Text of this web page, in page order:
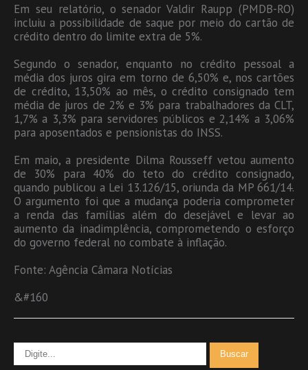
Em seu relatório, o senador Valdir Raupp (PMDB-RO)
incluiu a possibilidade de saque por meio do cartão de
crédito dentro do limite extra de 5%.
Segundo o senador, enquanto no crédito pessoal a
média dos juros gira em torno de 6,50% e, nos cartões
de crédito, 13,50% ao mês, o crédito consignado tem
média de juros de 2% e 3% para trabalhadores da CLT,
1,7% a 3,3% para servidores públicos e 2,14% a 3,06%
para aposentados e pensionistas do INSS.
Em maio, a presidente Dilma Rousseff vetou aumento
de 30% para 40% do teto do crédito consignado,
quando publicou a Lei 13.126/15, oriunda da MP 661/14.
O argumento foi que a mudança poderia comprometer
a renda das famílias além do desejável e levar ao
aumento da inadimplência, comprometendo o esforço
do governo federal no combate à inflação.
Fonte: Agência Câmara Notícias
&#160